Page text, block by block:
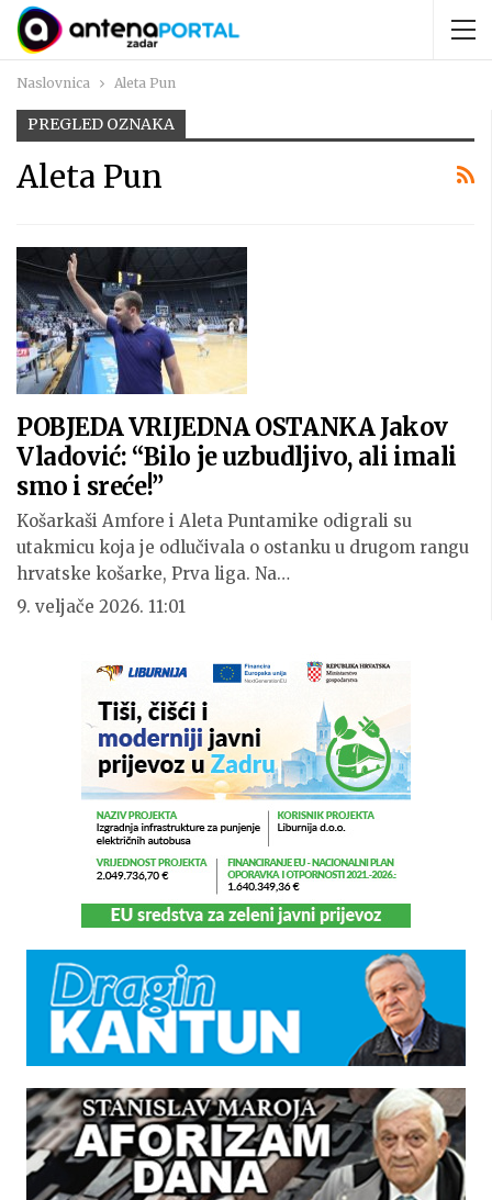
Naslovnica Aleta Pun
PREGLED OZNAKA
Aleta Pun
POBJEDA VRIJEDNA OSTANKA Jakov
Vladović: “Bilo je uzbudljivo, ali imali
smo i sreće!”
Košarkaši Amfore i Aleta Puntamike odigrali su
utakmicu koja je odlučivala o ostanku u drugom rangu
hrvatske košarke, Prva liga. Na…
9. veljače 2026. 11:01